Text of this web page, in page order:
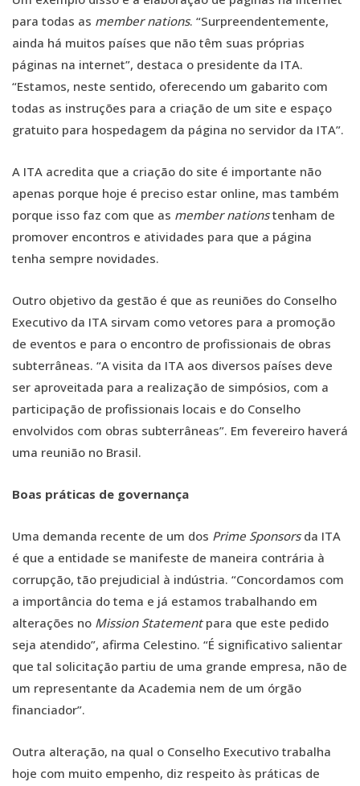
para todas as member nations. “Surpreendentemente,
ainda há muitos países que não têm suas próprias
páginas na internet”, destaca o presidente da ITA.
“Estamos, neste sentido, oferecendo um gabarito com
todas as instruções para a criação de um site e espaço
gratuito para hospedagem da página no servidor da ITA”.
A ITA acredita que a criação do site é importante não
apenas porque hoje é preciso estar online, mas também
porque isso faz com que as member nationstenham de
promover encontros e atividades para que a página
tenha sempre novidades.
Outro objetivo da gestão é que as reuniões do Conselho
Executivo da ITA sirvam como vetores para a promoção
de eventos e para o encontro de profissionais de obras
subterrâneas. “A visita da ITA aos diversos países deve
ser aproveitada para a realização de simpósios, com a
participação de profissionais locais e do Conselho
envolvidos com obras subterrâneas”. Em fevereiro haverá
uma reunião no Brasil.
Boas práticas de governança
Uma demanda recente de um dos Prime Sponsorsda ITA
é que a entidade se manifeste de maneira contrária à
corrupção, tão prejudicial à indústria. “Concordamos com
a importância do tema e já estamos trabalhando em
alterações no Mission Statementpara que este pedido
seja atendido”, afirma Celestino. “É significativo salientar
que tal solicitação partiu de uma grande empresa, não de
um representante da Academia nem de um órgão
financiador”.
Outra alteração, na qual o Conselho Executivo trabalha
hoje com muito empenho, diz respeito às práticas de